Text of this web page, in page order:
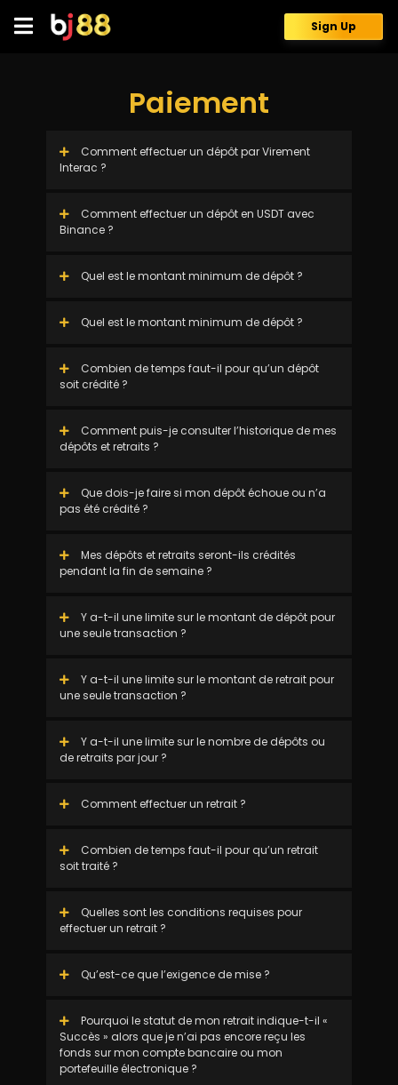
content
Sign Up
Paiement
Comment effectuer un dépôt par Virement
Interac ?
Comment effectuer un dépôt en USDT avec
Binance ?
Quel est le montant minimum de dépôt ?
Quel est le montant minimum de dépôt ?
Combien de temps faut-il pour qu’un dépôt
soit crédité ?
Comment puis-je consulter l’historique de mes
dépôts et retraits ?
Que dois-je faire si mon dépôt échoue ou n’a
pas été crédité ?
Mes dépôts et retraits seront-ils crédités
pendant la fin de semaine ?
Y a-t-il une limite sur le montant de dépôt pour
une seule transaction ?
Y a-t-il une limite sur le montant de retrait pour
une seule transaction ?
Y a-t-il une limite sur le nombre de dépôts ou
de retraits par jour ?
Comment effectuer un retrait ?
Combien de temps faut-il pour qu’un retrait
soit traité ?
Quelles sont les conditions requises pour
effectuer un retrait ?
Qu’est-ce que l’exigence de mise ?
Pourquoi le statut de mon retrait indique-t-il «
Succès » alors que je n’ai pas encore reçu les
fonds sur mon compte bancaire ou mon
portefeuille électronique ?